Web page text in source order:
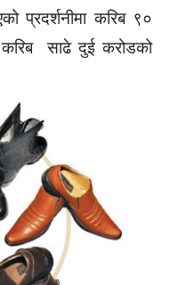
प्रदर्शनीमा करिब ९०
साढे दुई करोडको